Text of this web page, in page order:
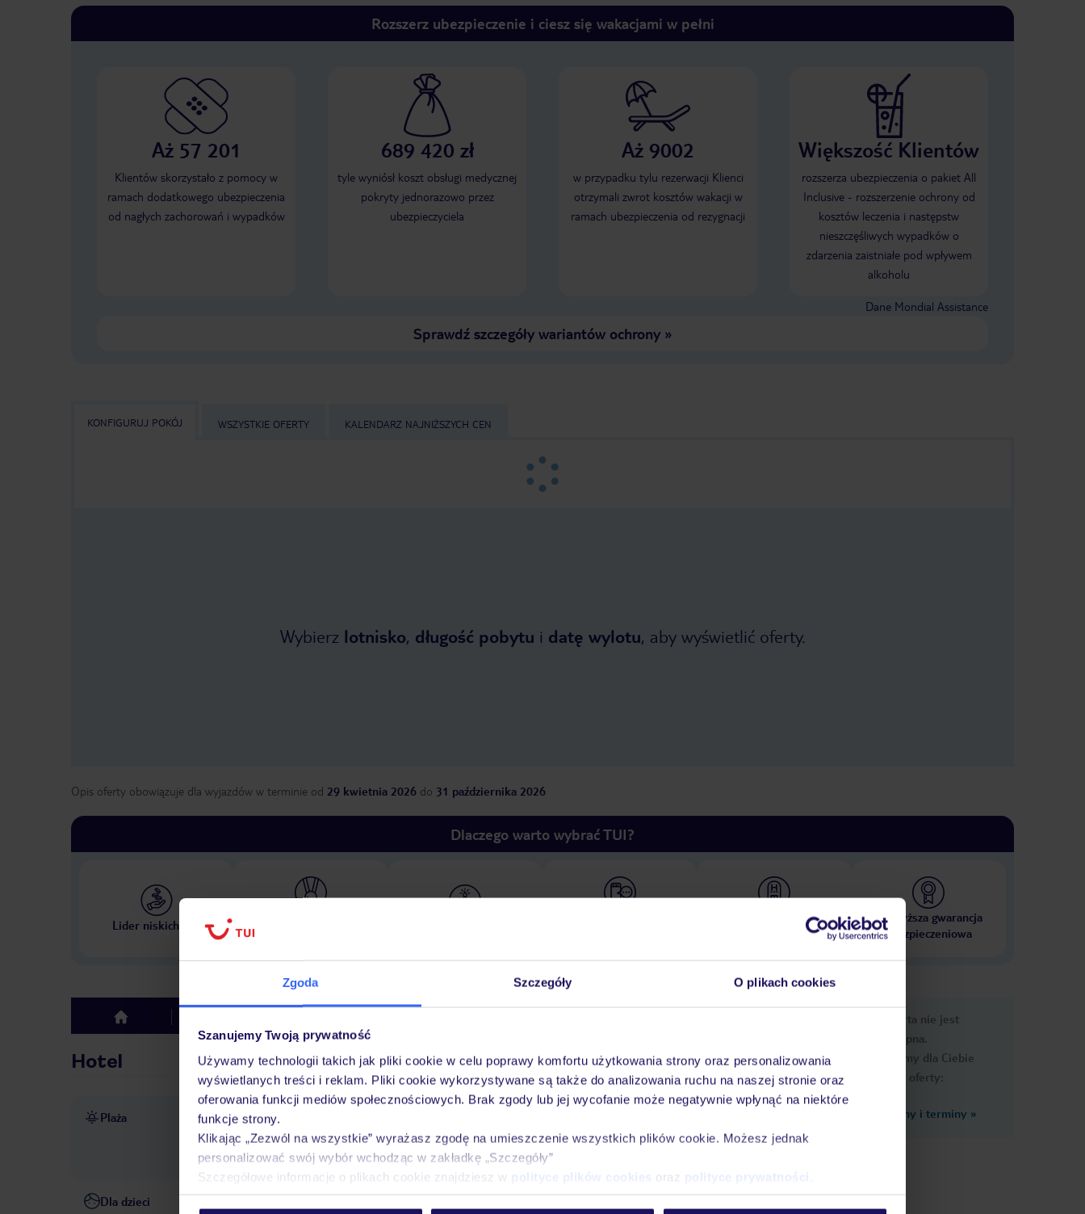
Zgoda Szczegóły O plikach cookies
Szanujemy Twoją prywatność
Używamy technologii takich jak pliki cookie w celu poprawy komfortu użytkowania strony oraz personalizowania
wyświetlanych treści i reklam. Pliki cookie wykorzystywane są także do analizowania ruchu na naszej stronie oraz
oferowania funkcji mediów społecznościowych. Brak zgody lub jej wycofanie może negatywnie wpłynąć na niektóre
funkcje strony.
Klikając „Zezwól na wszystkie” wyrażasz zgodę na umieszczenie wszystkich plików cookie. Możesz jednak
personalizować swój wybór wchodząc w zakładkę „Szczegóły”
Szczegółowe informacje o plikach cookie znajdziesz w polityce plików cookies oraz polityce prywatności
Rozszerz ubezpieczenie i ciesz się wakacjami w pełni
Aż 57 201
Klientów skorzystało z pomocy w
ramach dodatkowego ubezpieczenia
od nagłych zachorowań i wypadków
689 420 zł
tyle wyniósł koszt obsługi medycznej
pokryty jednorazowo przez
ubezpieczyciela
Aż 9002
w przypadku tylu rezerwacji Klienci
otrzymali zwrot kosztów wakacji w
ramach ubezpieczenia od rezygnacji
Większość Klientów
rozszerza ubezpieczenia o pakiet All
Inclusive - rozszerzenie ochrony od
kosztów leczenia i następstw
nieszczęśliwych wypadków o
zdarzenia zaistniałe pod wpływem
alkoholu
Dane Mondial Assistance
Sprawdź szczegóły wariantów ochrony»
KONFIGURUJ POKÓJ WSZYSTKIE OFERTY KALENDARZ NAJNIŻSZYCH CEN
Wybierz lotnisko, długość pobytu i datę wylotu, aby wyświetlić oferty.
Opis oferty obowiązuje dla wyjazdów w terminie od 29 kwietnia 2026 do 31 października 2026
Dlaczego warto wybrać TUI?
Lider niskich cen
10 000 hoteli w ponad 50
Najwyższa gwarancja
ubezpieczeniowa
top
Ważne
Hotel
Plaża ok. 500 m od plaży Puerto Rico
gwarantowana, zależna od decyzji hotelu lub dostawcy zewnętrznego
parasole za opłatą, dostępność nie jest
gwarantowana, zależna od decyzji hotelu lub dostawcy zewnętrznego
Dla dzieci
Ups, ta oferta nie jest
dostępna.
Przygotowaliśmy dla Ciebie
podobne oferty:
Zobacz inne ceny i terminy »